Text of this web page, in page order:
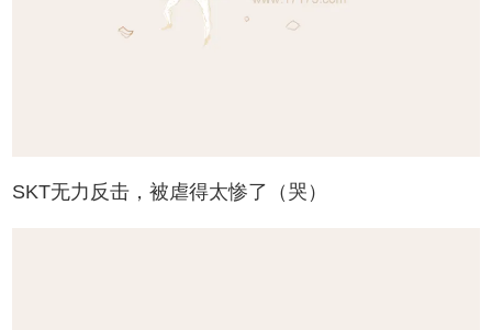
SKT无力反击，被虐得太惨了（哭）